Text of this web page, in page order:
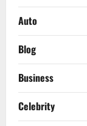
Auto
Blog
Business
Celebrity